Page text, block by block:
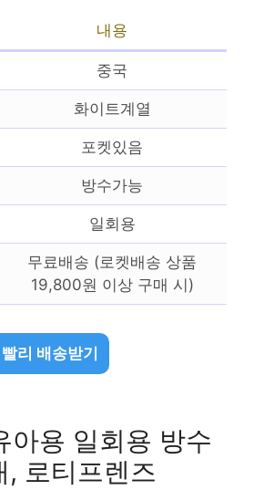
내용
중국
화이트계열
포켓있음
방수가능
일회용
무료배송 (로켓배송 상품
19,800원 이상 구매 시)
빨리 배송받기
아용 일회용 방수
, 로티프렌즈